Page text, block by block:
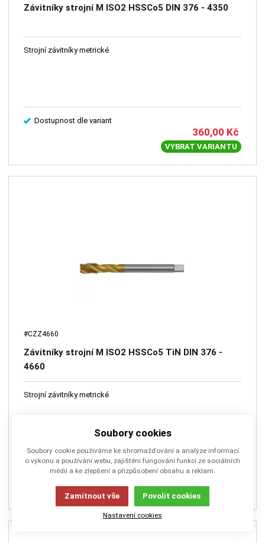
Závitníky strojní M ISO2 HSSCo5 DIN 376 - 4350
Strojní závitníky metrické
Dostupnost dle variant
360,00 Kč
VYBRAT VARIANTU
#CZZ4660
Závitníky strojní M ISO2 HSSCo5 TiN DIN 376 -
4660
Strojní závitníky metrické
Dostupnost dle variant
493,00
VYBRAT VARIANTU
Soubory cookies
Soubory cookie používáme ke shromažďování a analýze informací
o výkonu a používání webu, zajištění fungování funkcí ze sociálních
médií a ke zlepšení a přizpůsobení obsahu a reklam.
Zamítnout vše Povolit cookies
Nastavení cookies